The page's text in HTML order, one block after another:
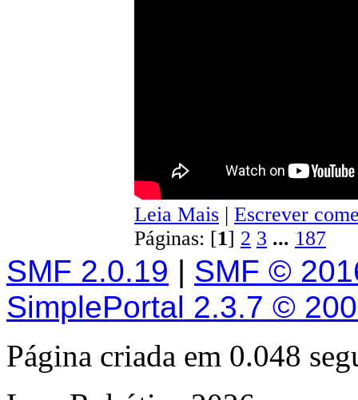
Leia Mais | Escrever
Páginas: [1] 2 3 ... 187
SMF 2.0.19 | SMF ©
SimplePortal 2.3.7 ©
Página criada em 0.048